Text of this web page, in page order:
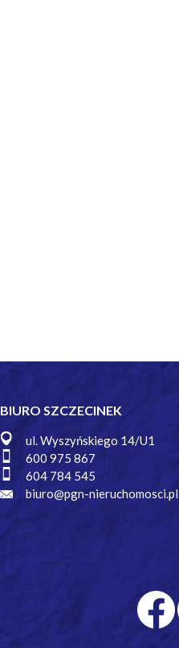
BIURO SZCZECINEK
ul. Wyszyńskiego 14/U1
600 975 867
604 784 545
biuro@pgn-nieruchomosci.pl